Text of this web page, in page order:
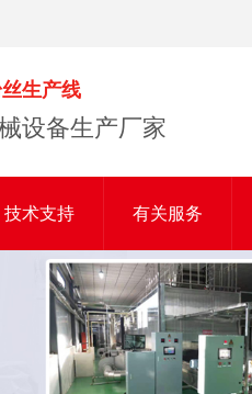
生产线
设备生产厂家
技术支持 有关服务